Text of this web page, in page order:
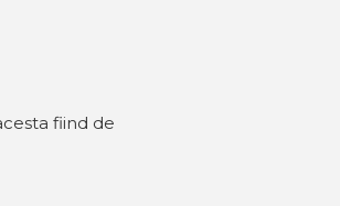
fiind de